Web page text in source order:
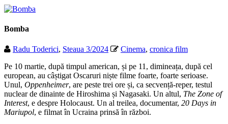
Bomba
Radu Toderici, Steaua 3/2024 Cinema, cronica film
Pe 10 martie, după timpul american, și pe 11, dimineața, după cel
european, au câștigat Oscaruri niște filme foarte, foarte serioase.
Unul, Oppenheimer, are peste trei ore și, ca secvență-reper, testul
nuclear de dinainte de Hiroshima și Nagasaki. Un altul, The Zone of
Interest, e despre Holocaust. Un al treilea, documentar, 20 Days in
Mariupol, e filmat în Ucraina prinsă în război.